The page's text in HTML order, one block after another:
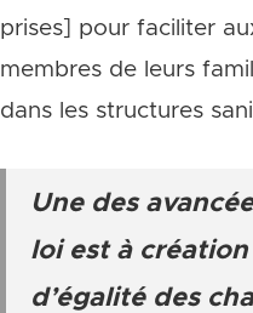
prises] pour faciliter
membres de leurs
dans les structures
Une des
loi est à création
d’égalité des